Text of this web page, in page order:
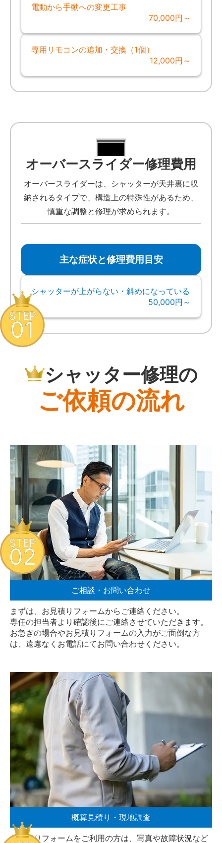
電動から手動への変更工事
70,000円～
専用リモコンの追加・交換（1個）
12,000円～
オーバースライダー修理費用
オーバースライダーは、シャッターが天井裏に収
納されるタイプで、構造上の特殊性があるため、
慎重な調整と修理が求められます。
主な症状と修理費用目安
シャッターが上がらない・斜めになっている
50,000円～
シャッター修理の
ご依頼の流れ
STEP
01
ご相談・お問い合わせ
まずは、お見積りフォームからご連絡ください。
専任の担当者より確認後にご連絡させていただきます。
お急ぎの場合やお見積りフォームの入力がご面倒な方
は、遠慮なく お電話にてお問い合わせください。
STEP
02
概算見積り・現地調査
お見積りフォームをご利用の方は、写真や故障状況など